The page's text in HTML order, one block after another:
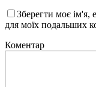
Зберегти моє ім'я,
для моїх подальших
Коментар